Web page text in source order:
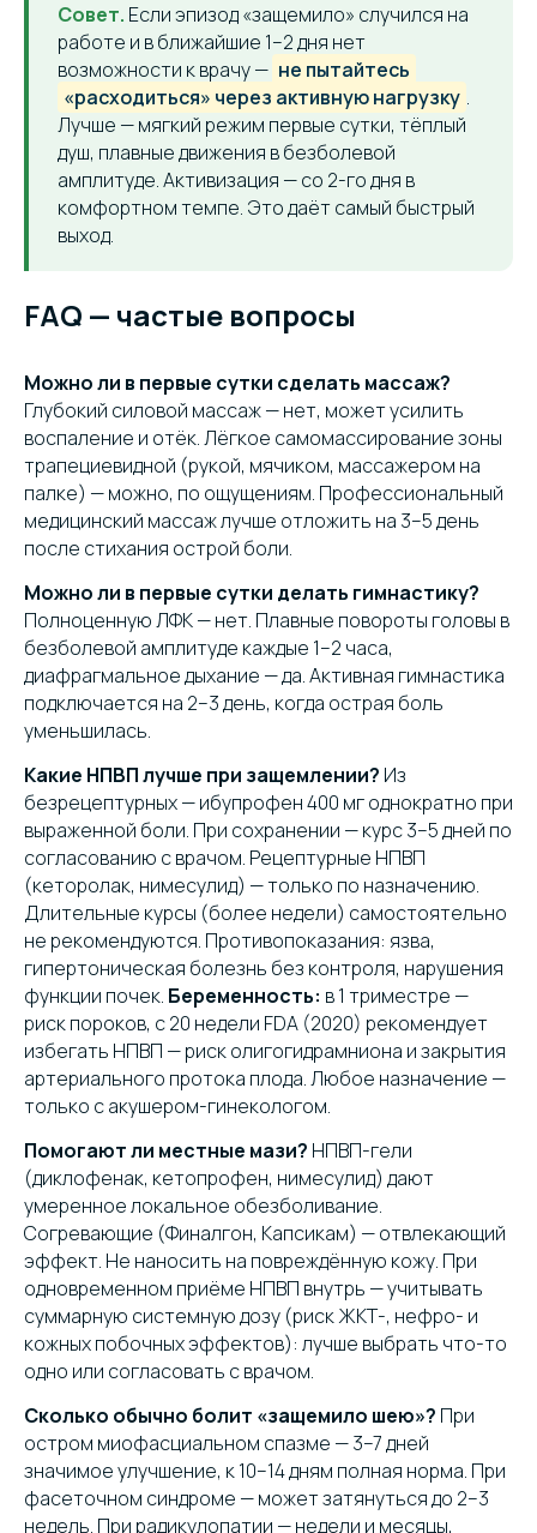
Совет. Если эпизод «защемило» случился на
работе и в ближайшие 1–2 дня нет
возможности к врачу — не пытайтесь
«расходиться» через активную нагрузку .
Лучше — мягкий режим первые сутки, тёплый
душ, плавные движения в безболевой
амплитуде. Активизация — со 2-го дня в
комфортном темпе. Это даёт самый быстрый
выход.
FAQ — частые вопросы
Можно ли в первые сутки сделать массаж?
Глубокий силовой массаж — нет, может усилить
воспаление и отёк. Лёгкое самомассирование зоны
трапециевидной (рукой, мячиком, массажером на
палке) — можно, по ощущениям. Профессиональный
медицинский массаж лучше отложить на 3–5 день
после стихания острой боли.
Можно ли в первые сутки делать гимнастику?
Полноценную ЛФК — нет. Плавные повороты головы в
безболевой амплитуде каждые 1–2 часа,
диафрагмальное дыхание — да. Активная гимнастика
подключается на 2–3 день, когда острая боль
уменьшилась.
Какие НПВП лучше при защемлении? Из
безрецептурных — ибупрофен 400 мг однократно при
выраженной боли. При сохранении — курс 3–5 дней по
согласованию с врачом. Рецептурные НПВП
(кеторолак, нимесулид) — только по назначению.
Длительные курсы (более недели) самостоятельно
не рекомендуются. Противопоказания: язва,
гипертоническая болезнь без контроля, нарушения
функции почек. Беременность: в 1 триместре —
риск пороков, с 20 недели FDA (2020) рекомендует
избегать НПВП — риск олигогидрамниона и закрытия
артериального протока плода. Любое назначение —
только с акушером-гинекологом.
Помогают ли местные мази? НПВП-гели
(диклофенак, кетопрофен, нимесулид) дают
умеренное локальное обезболивание.
Согревающие (Финалгон, Капсикам) — отвлекающий
эффект. Не наносить на повреждённую кожу. При
одновременном приёме НПВП внутрь — учитывать
суммарную системную дозу (риск ЖКТ-, нефро- и
кожных побочных эффектов): лучше выбрать что-то
одно или согласовать с врачом.
Сколько обычно болит «защемило шею»? При
остром миофасциальном спазме — 3–7 дней
значимое улучшение, к 10–14 дням полная норма. При
фасеточном синдроме — может затянуться до 2–3
недель. При радикулопатии — недели и месяцы,